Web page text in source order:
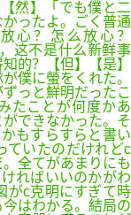
然】「でも僕と二
ったよ。ごく普通
？怎么放心？
这不是什么新鲜事
的？【但】【是】
僕に螢をくれた。
っと鮮明だったこ
たことが何度かあ
できなかった。そ
もすらすらと書い
ていたのだけれどc
全てがあまりにも
ればいいのかがわ
がc克明にすぎて時
はわかる。結局の